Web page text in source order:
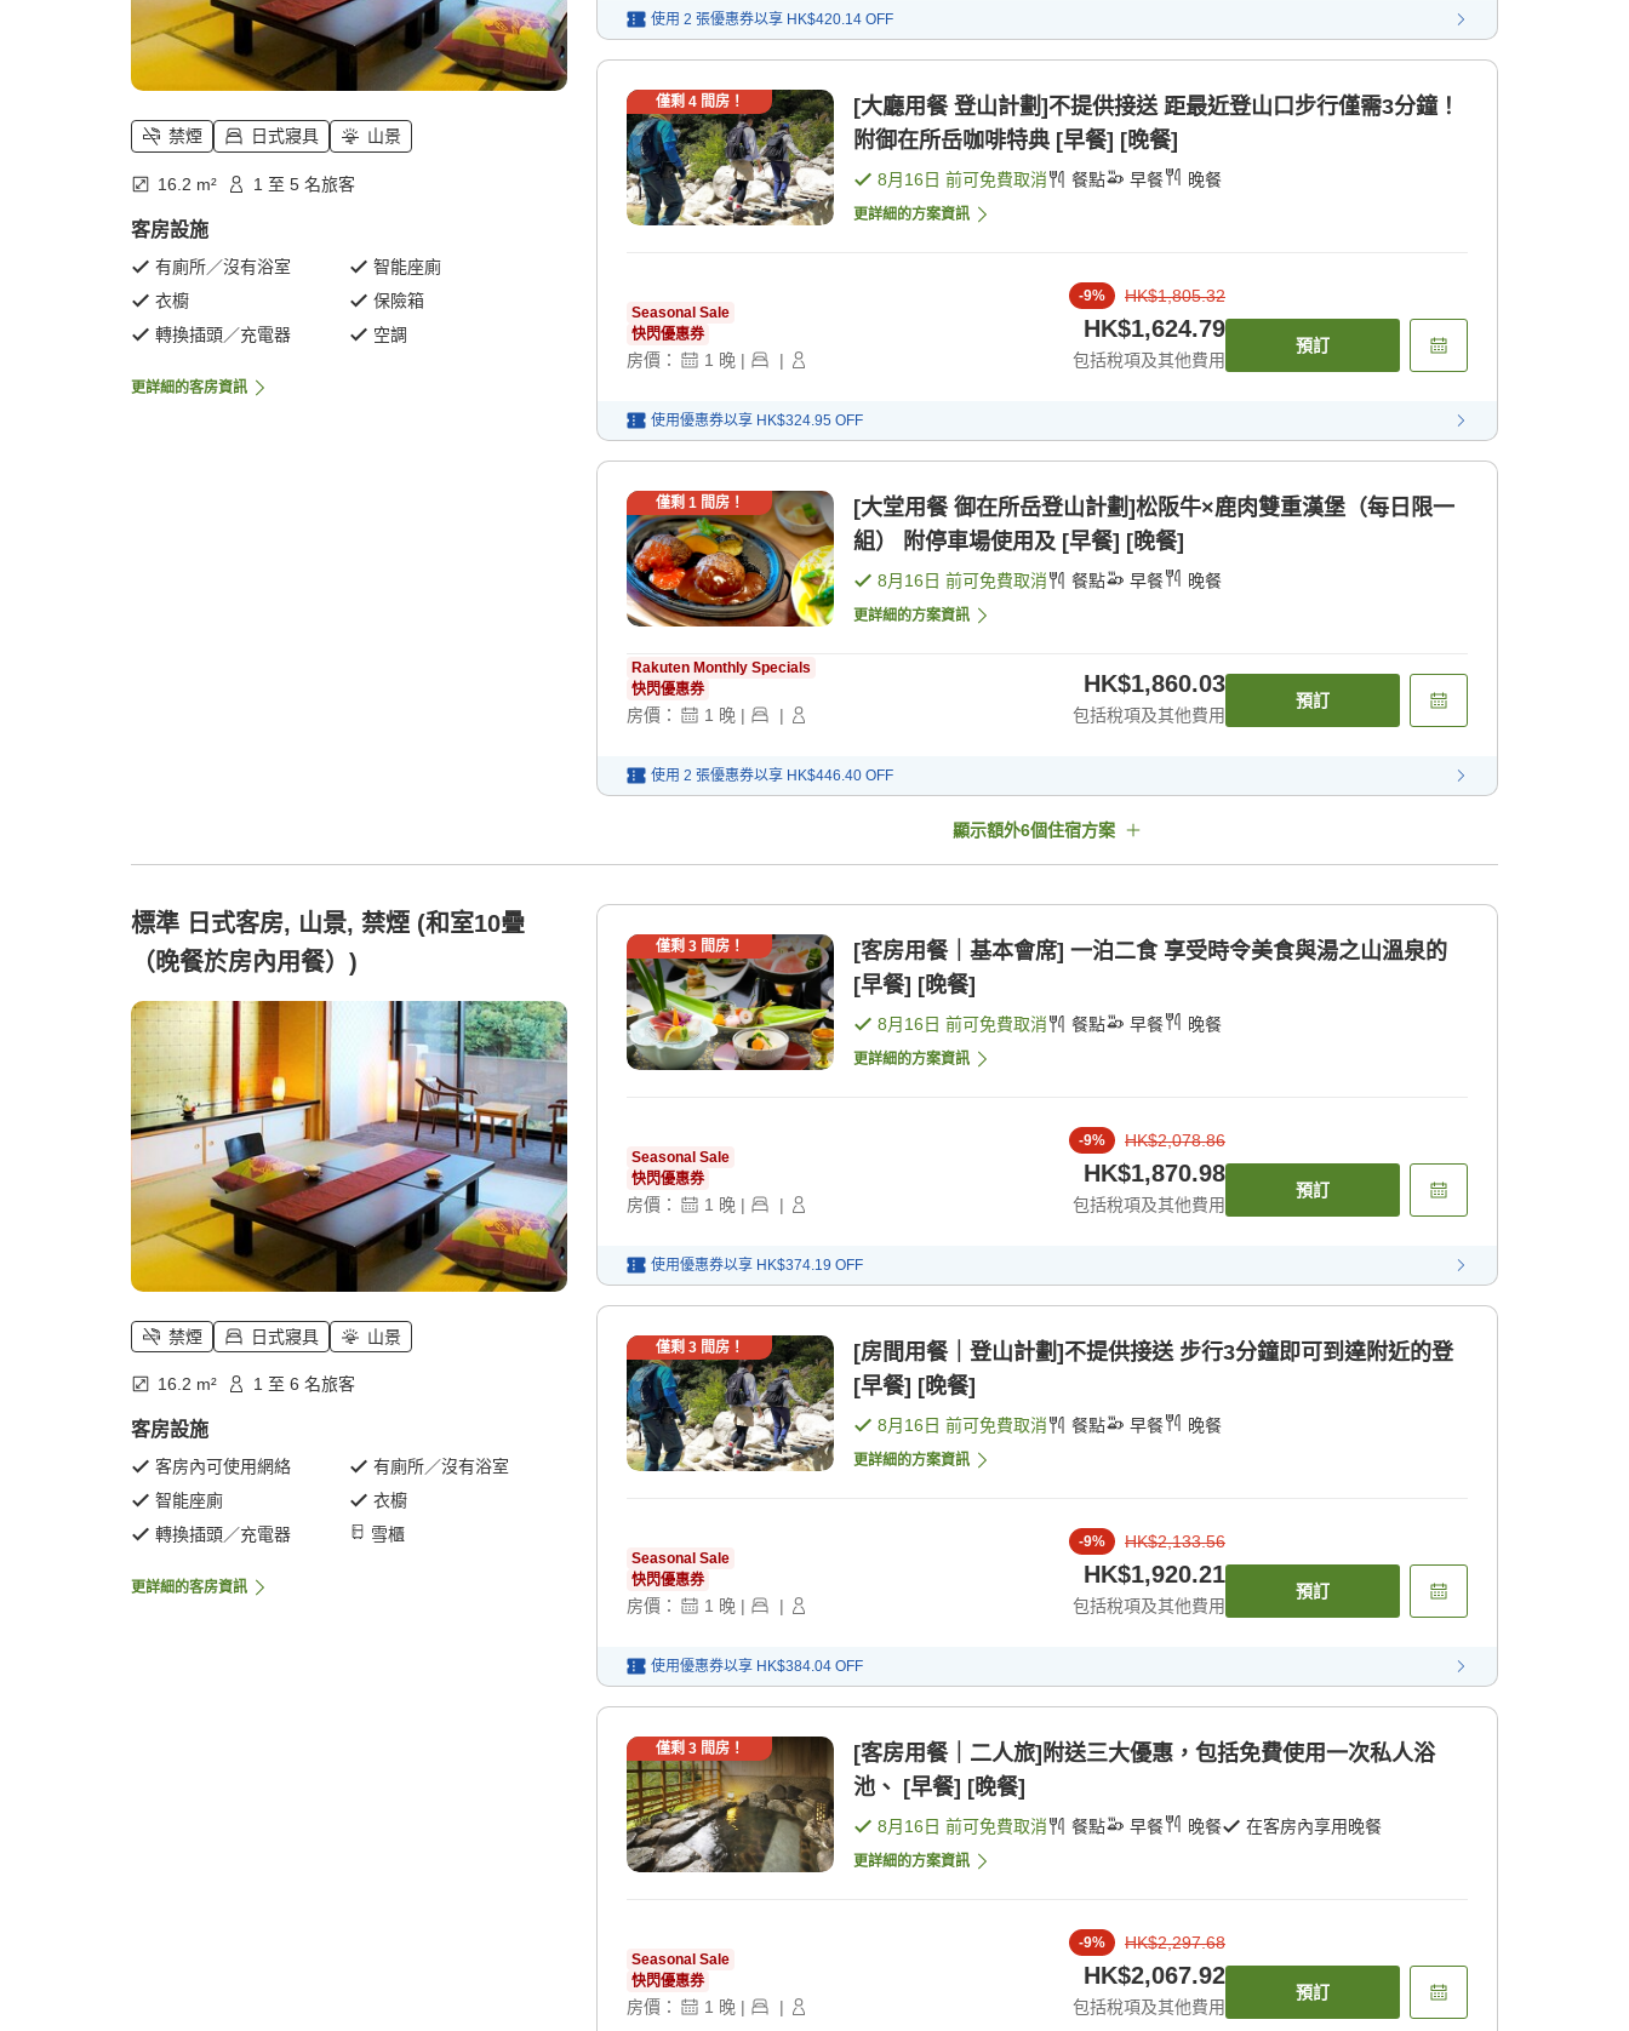
禁煙 日式寢具 山景
16.2 m² 1 至 5 名旅客
客房設施
有廁所／沒有浴室
智能座廁
衣櫥
保險箱
轉換插頭／充電器
空調
更詳細的客房資訊
使用 2 張優惠券以享 HK$420.14 OFF
僅剩 4間房！
[大廳用餐 登山計劃]不提供接送 距最近登山口步行僅需3分鐘！
附御在所岳咖啡特典 [早餐] [晚餐]
8月16日 前可免費取消 餐點 早餐 晚餐
更詳細的方案資訊
Seasonal Sale
快閃優惠券
房價： 1 晚 | |
-9% HK$1,805.32
HK$1,624.79
包括稅項及其他費用
預訂
使用優惠券以享 HK$324.95 OFF
僅剩 1 間房！
[大堂用餐 御在所岳登山計劃]松阪牛×鹿肉雙重漢堡（每日限一
組） 附停車場使用及 [早餐] [晚餐]
8月16日 前可免費取消 餐點 早餐 晚餐
更詳細的方案資訊
Rakuten Monthly Specials
快閃優惠券
房價： 1 晚 | |
HK$1,860.03
包括稅項及其他費用
預訂
使用 2 張優惠券以享 HK$446.40 OFF
顯示額外6個住宿方案
標準 日式客房, 山景, 禁煙 (和室10疊
（晚餐於房內用餐）)
禁煙 日式寢具 山景
16.2 m² 1 至 6 名旅客
客房設施
客房內可使用網絡
有廁所／沒有浴室
智能座廁
衣櫥
轉換插頭／充電器
雪櫃
更詳細的客房資訊
僅剩 3間房！
[客房用餐｜基本會席] 一泊二食 享受時令美食與湯之山溫泉的
[早餐] [晚餐]
8月16日 前可免費取消 餐點 早餐 晚餐
更詳細的方案資訊
Seasonal Sale
快閃優惠券
房價： 1 晚 | |
-9% HK$2,078.86
HK$1,870.98
包括稅項及其他費用
預訂
使用優惠券以享 HK$374.19 OFF
僅剩 3間房！
[房間用餐｜登山計劃]不提供接送 步行3分鐘即可到達附近的登
[早餐] [晚餐]
8月16日 前可免費取消 餐點 早餐 晚餐
更詳細的方案資訊
Seasonal Sale
快閃優惠券
房價： 1 晚 | |
-9% HK$2,133.56
HK$1,920.21
包括稅項及其他費用
預訂
使用優惠券以享 HK$384.04 OFF
僅剩 3間房！
[客房用餐｜二人旅]附送三大優惠，包括免費使用一次私人浴
池、 [早餐] [晚餐]
8月16日 前可免費取消 餐點 早餐 晚餐 在客房內享用晚餐
更詳細的方案資訊
Seasonal Sale
快閃優惠券
房價： 1 晚 | |
-9% HK$2,297.68
HK$2,067.92
包括稅項及其他費用
預訂